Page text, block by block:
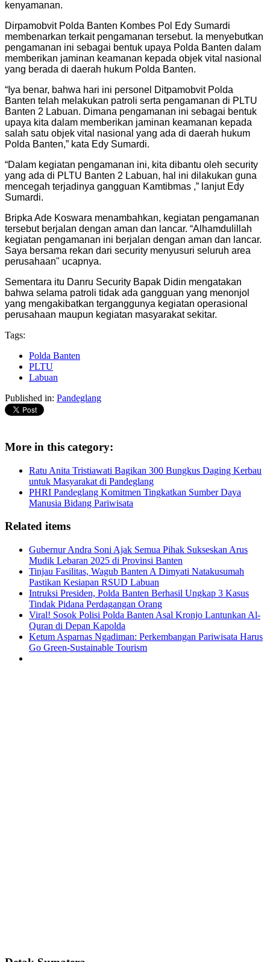
kenyamanan.
Dirpamobvit Polda Banten Kombes Pol Edy Sumardi
membenarkan terkait pengamanan tersebut. Ia menyebutkan
pengamanan ini sebagai bentuk upaya Polda Banten dalam
memberikan jaminan keamanan kepada objek vital nasional
yang berada di daerah hukum Polda Banten.
“Iya benar, bahwa hari ini personel Ditpamobvit Polda
Banten telah melakukan patroli serta pengamanan di PLTU
Banten 2 Labuan. Dimana pengamanan ini sebagai bentuk
upaya kita dalam memberikan jaminan keamanan kepada
salah satu objek vital nasional yang ada di daerah hukum
Polda Banten,” kata Edy Sumardi.
“Dalam kegiatan pengamanan ini, kita dibantu oleh security
yang ada di PLTU Banten 2 Labuan, hal ini dilakukan guna
mencegah terjadinya gangguan Kamtibmas ,” lanjut Edy
Sumardi.
Bripka Ade Koswara menambahkan, kegiatan pengamanan
tersebut berjalan dengan aman dan lancar. “Alhamdulillah
kegiatan pengamanan ini berjalan dengan aman dan lancar.
Saya bersama rekan dari security menyusuri seluruh area
perusahaan" ucapnya.
Sementara itu Danru Security Bapak Didin mengatakan
bahwa selama patroli tidak ada gangguan yang menonjol
yang mengakibatkan terganggunya kegiatan operasional
perusahaan maupun kegiatan masyarakat sekitar.
Tags:
Polda Banten
PLTU
Labuan
Published in: Pandeglang
More in this category:
Ratu Anita Tristiawati Bagikan 300 Bungkus Daging Kerbau
untuk Masyarakat di Pandeglang
PHRI Pandeglang Komitmen Tingkatkan Sumber Daya
Manusia Bidang Pariwisata
Related items
Gubernur Andra Soni Ajak Semua Pihak Sukseskan Arus
Mudik Lebaran 2025 di Provinsi Banten
Tinjau Fasilitas, Wagub Banten A Dimyati Natakusumah
Pastikan Kesiapan RSUD Labuan
Intruksi Presiden, Polda Banten Berhasil Ungkap 3 Kasus
Tindak Pidana Perdagangan Orang
Viral! Sosok Polisi Polda Banten Asal Kronjo Lantunkan Al-
Quran di Depan Kapolda
Ketum Asparnas Ngadiman: Perkembangan Pariwisata Harus
Go Green-Sustainable Tourism